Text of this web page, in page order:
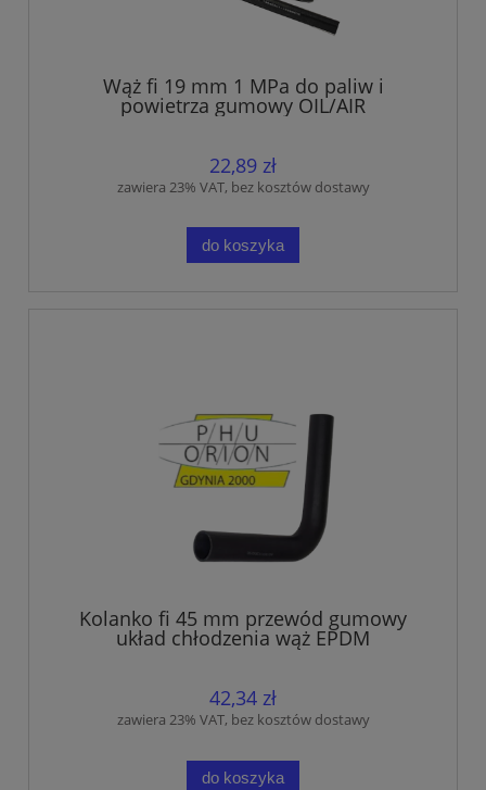
Wąż fi 19 mm 1 MPa do paliw i
powietrza gumowy OIL/AIR
22,89 zł
zawiera 23% VAT, bez kosztów dostawy
do koszyka
Kolanko fi 45 mm przewód gumowy
układ chłodzenia wąż EPDM
42,34 zł
zawiera 23% VAT, bez kosztów dostawy
do koszyka